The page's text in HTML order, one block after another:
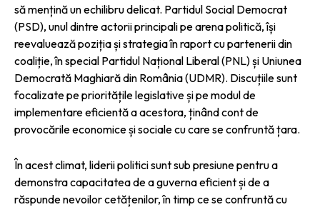
să mențină un echilibru delicat. Partidul Social Democrat
(PSD), unul dintre actorii principali pe arena politică, își
reevaluează poziția și strategia în raport cu partenerii din
coaliție, în special Partidul Național Liberal (PNL) și Uniunea
Democrată Maghiară din România (UDMR). Discuțiile sunt
focalizate pe prioritățile legislative și pe modul de
implementare eficientă a acestora, ținând cont de
provocările economice și sociale cu care se confruntă țara.
În acest climat, liderii politici sunt sub presiune pentru a
demonstra capacitatea de a guverna eficient și de a
răspunde nevoilor cetățenilor, în timp ce se confruntă cu